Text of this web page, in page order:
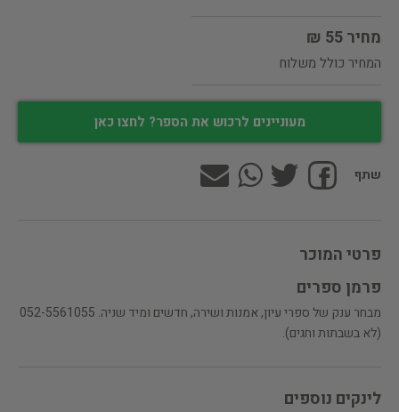
מחיר 55 ₪
המחיר כולל משלוח
מעוניינים לרכוש את הספר? לחצו כאן
שתף
פרטי המוכר
פרמן ספרים
מבחר ענק של ספרי עיון, אמנות ושירה, חדשים ומיד שניה. 052-5561055
(לא בשבתות וחגים).
לינקים נוספים